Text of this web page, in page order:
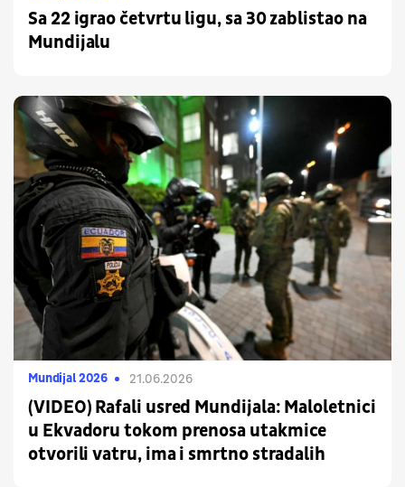
Sa 22 igrao četvrtu ligu, sa 30 zablistao na
Mundijalu
Mundijal 2026 21.06.2026
(VIDEO) Rafali usred Mundijala: Maloletnici
u Ekvadoru tokom prenosa utakmice
otvorili vatru, ima i smrtno stradalih